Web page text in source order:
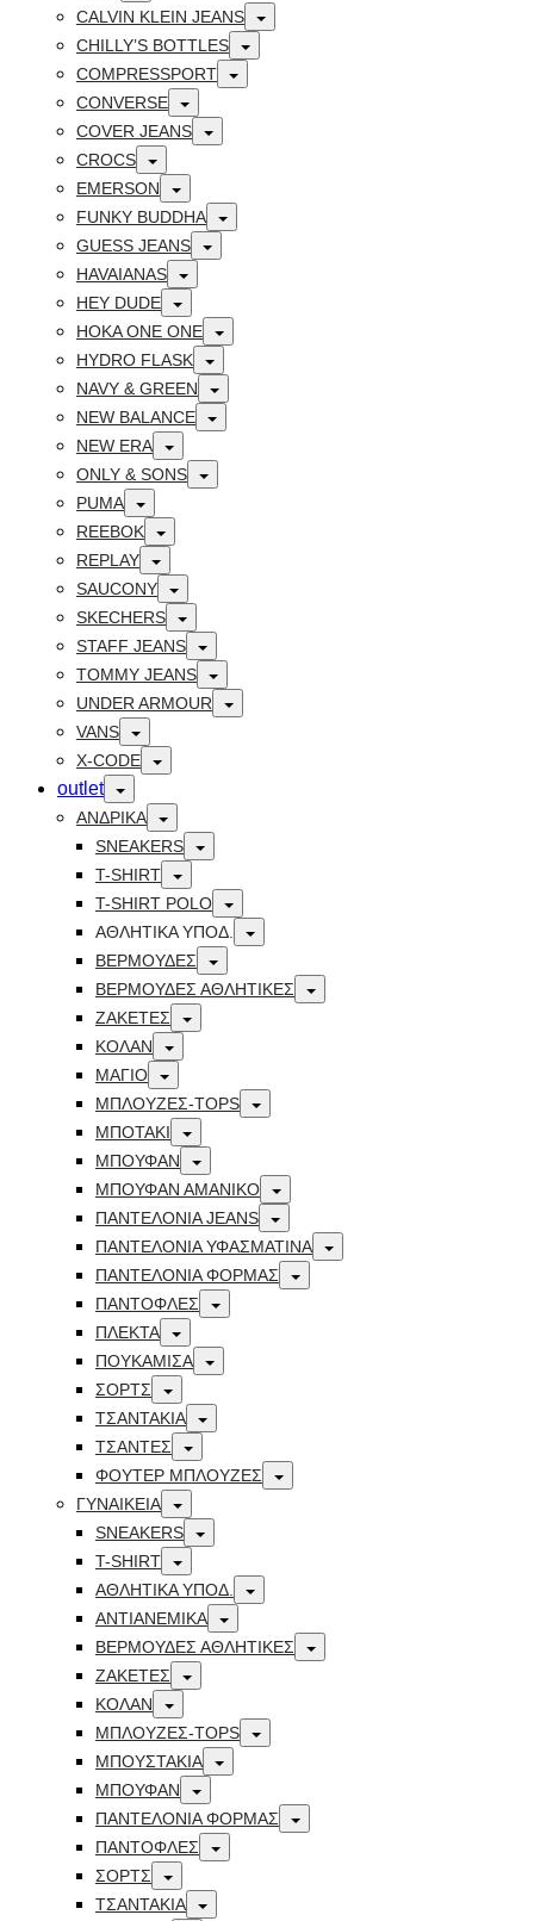
CALVIN KLEIN JEANS Toggle
CHILLY’S BOTTLES Toggle
COMPRESSPORT Toggle
CONVERSE Toggle
COVER JEANS Toggle
CROCS Toggle
EMERSON Toggle
FUNKY BUDDHA Toggle
GUESS JEANS Toggle
HAVAIANAS Toggle
HEY DUDE Toggle
HOKA ONE ONE Toggle
HYDRO FLASK Toggle
NAVY & GREEN Toggle
NEW BALANCE Toggle
NEW ERA Toggle
ONLY & SONS Toggle
PUMA Toggle
REEBOK Toggle
REPLAY Toggle
SAUCONY Toggle
SKECHERS Toggle
STAFF JEANS Toggle
TOMMY JEANS Toggle
UNDER ARMOUR Toggle
VANS Toggle
X-CODE Toggle
outlet Toggle
ΑΝΔΡΙΚΑ Toggle
SNEAKERS Toggle
T-SHIRT Toggle
T-SHIRT POLO Toggle
ΑΘΛΗΤΙΚΑ ΥΠΟΔ. Toggle
ΒΕΡΜΟΥΔΕΣ Toggle
ΒΕΡΜΟΥΔΕΣ ΑΘΛΗΤΙΚΕΣ Toggle
ΖΑΚΕΤΕΣ Toggle
ΚΟΛΑΝ Toggle
ΜΑΓΙΟ Toggle
ΜΠΛΟΥΖΕΣ-TOPS Toggle
ΜΠΟΤΑΚΙ Toggle
ΜΠΟΥΦΑΝ Toggle
ΜΠΟΥΦΑΝ ΑΜΑΝΙΚΟ Toggle
ΠΑΝΤΕΛΟΝΙΑ JEANS Toggle
ΠΑΝΤΕΛΟΝΙΑ ΥΦΑΣΜΑΤΙΝΑ Toggle
ΠΑΝΤΕΛΟΝΙΑ ΦΟΡΜΑΣ Toggle
ΠΑΝΤΟΦΛΕΣ Toggle
ΠΛΕΚΤΑ Toggle
ΠΟΥΚΑΜΙΣΑ Toggle
ΣΟΡΤΣ Toggle
ΤΣΑΝΤΑΚΙΑ Toggle
ΤΣΑΝΤΕΣ Toggle
ΦΟΥΤΕΡ ΜΠΛΟΥΖΕΣ Toggle
ΓΥΝΑΙΚΕΙΑ Toggle
SNEAKERS Toggle
T-SHIRT Toggle
ΑΘΛΗΤΙΚΑ ΥΠΟΔ. Toggle
ΑΝΤΙΑΝΕΜΙΚΑ Toggle
ΒΕΡΜΟΥΔΕΣ ΑΘΛΗΤΙΚΕΣ Toggle
ΖΑΚΕΤΕΣ Toggle
ΚΟΛΑΝ Toggle
ΜΠΛΟΥΖΕΣ-TOPS Toggle
ΜΠΟΥΣΤΑΚΙΑ Toggle
ΜΠΟΥΦΑΝ Toggle
ΠΑΝΤΕΛΟΝΙΑ ΦΟΡΜΑΣ Toggle
ΠΑΝΤΟΦΛΕΣ Toggle
ΣΟΡΤΣ Toggle
ΤΣΑΝΤΑΚΙΑ Toggle